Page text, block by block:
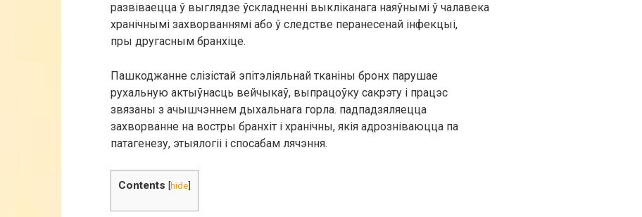
развіваецца ў выглядзе ўскладненні выкліканага наяўнымі ў чалавека
хранічнымі захворваннямі або ў следстве перанесенай інфекцыі,
пры другасным бранхіце.
Пашкоджанне слізістай эпітэліяльнай тканіны бронх парушае
рухальную актыўнасць вейчыкаў, выпрацоўку сакрэту і працэс
звязаны з ачышчэннем дыхальнага горла. падпадзяляецца
захворванне на востры бранхіт і хранічны, якія адрозніваюцца па
патагенезу, этыялогіі і спосабам лячэння.
Contents [hide]